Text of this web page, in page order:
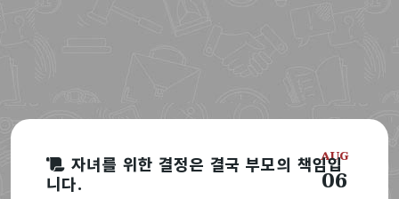
AUG
06
자녀를 위한 결정은 결국 부모의 책임입
니다.